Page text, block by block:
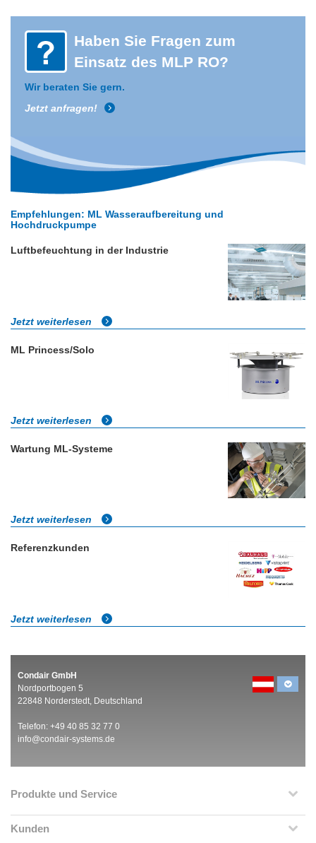
Haben Sie Fragen zum
Einsatz des MLP RO?
Wir beraten Sie gern.
Jetzt anfragen!
Empfehlungen: ML Wasseraufbereitung und
Hochdruckpumpe
Luftbefeuchtung in der Industrie
Jetzt weiterlesen
ML Princess/Solo
Jetzt weiterlesen
Wartung ML-Systeme
Jetzt weiterlesen
Referenzkunden
Jetzt weiterlesen
Condair GmbH
Nordportbogen 5
22848 Norderstedt, Deutschland
Telefon: +49 40 85 32 77 0
info@condair-systems.de
Produkte und Service
Kunden